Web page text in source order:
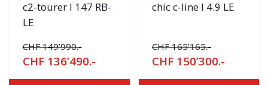
c2-tourer I 147 RB-
LE
CHF 149’990.-
CHF 136’490.-
chic c-line I 4.9 LE
CHF 165’165.-
CHF 150’300.-